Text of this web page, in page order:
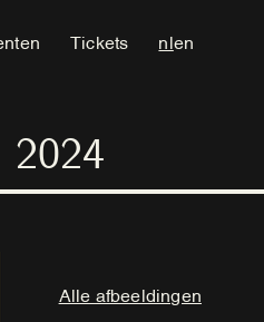
Tickets nl en
2024
Alle afbeeldingen